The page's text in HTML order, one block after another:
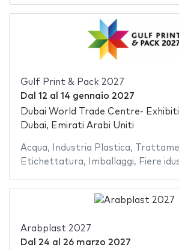
Gulf Print & Pack 2027
Dal 12 al 14 gennaio 2027
Dubai World Trade Centre-
Dubai, Emirati Arabi Uniti
Acqua, Industria Plastica,
Etichettatura, Imballaggi, Fiere
Arabplast 2027
Dal 24 al 26 marzo 2027